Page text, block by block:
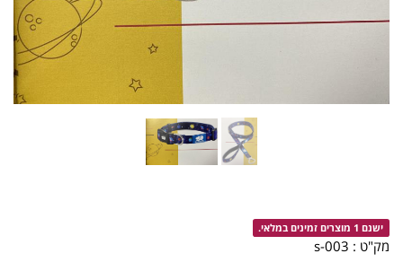
ישנם 1 מוצרים זמינים במלאי.
מק"ט : 003-s